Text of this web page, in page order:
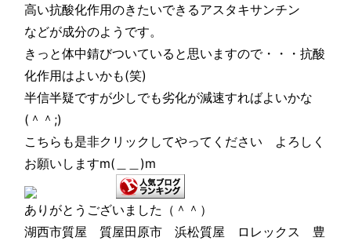
高い抗酸化作用のきたいできるアスタキサンチン
などが成分のようです。
きっと体中錆びついていると思いますので・・・抗酸
化作用はよいかも(笑)
半信半疑ですが少しでも劣化が減速すればよいかな
(＾＾;)
こちらも是非クリックしてやってください よろしく
お願いしますm(＿＿)m
ありがとうございました（＾＾）
湖西市質屋 質屋田原市 浜松質屋 ロレックス 豊